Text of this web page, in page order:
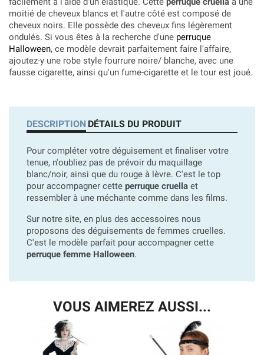
moitié de cheveux blancs et l'autre côté est composé de
cheveux noirs. Elle possède des cheveux fins légèrement
ondulés. Si vous êtes à la recherche d'une perruque
Halloween, ce modèle devrait parfaitement faire l'affaire,
ajoutez-y une robe style fourrure noire/ blanche, avec une
fausse cigarette, ainsi qu'un fume-cigarette et le tour est joué.
DESCRIPTION DÉTAILS DU PRODUIT
Pour compléter votre déguisement et finaliser votre
tenue, n'oubliez pas de prévoir du maquillage
blanc/noir, ainsi que du rouge à lèvre. C'est le top
pour accompagner cette perruque cruella et
ressembler à une méchante comme dans les films.
Sur notre site, en plus des accessoires nous
proposons des déguisements de femmes cruelles.
C'est le modèle parfait pour accompagner cette
perruque femme Halloween.
VOUS AIMEREZ AUSSI...